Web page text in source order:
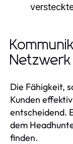
Netzwerk
Die Fähigkeit,
Kunden
entscheidend.
dem
finden.